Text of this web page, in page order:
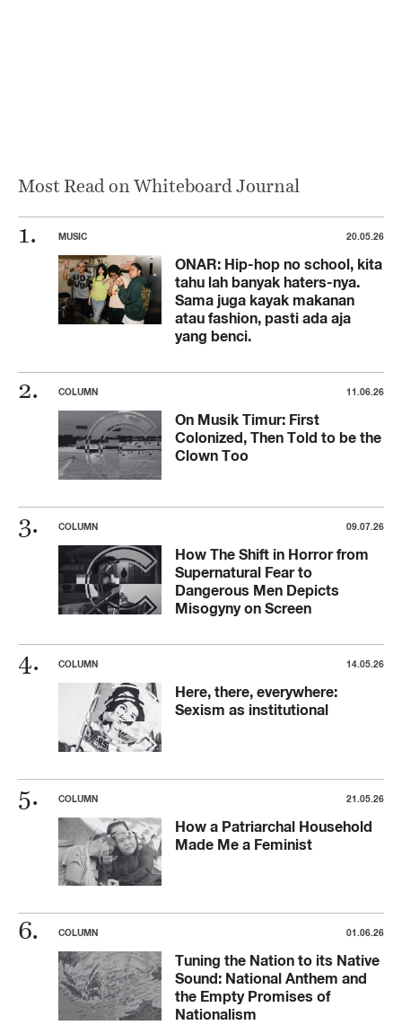
Most Read on Whiteboard Journal
MUSIC 20.05.26
ONAR: Hip-hop no school, kita
tahu lah banyak haters-nya.
Sama juga kayak makanan
atau fashion, pasti ada aja
yang benci.
COLUMN 11.06.26
On Musik Timur: First
Colonized, Then Told to be the
Clown Too
COLUMN 09.07.26
How The Shift in Horror from
Supernatural Fear to
Dangerous Men Depicts
Misogyny on Screen
COLUMN 14.05.26
Here, there, everywhere:
Sexism as institutional
COLUMN 21.05.26
How a Patriarchal Household
Made Me a Feminist
COLUMN 01.06.26
Tuning the Nation to its Native
Sound: National Anthem and
the Empty Promises of
Nationalism